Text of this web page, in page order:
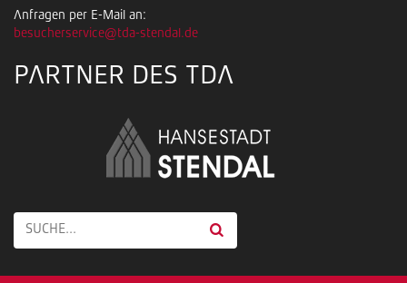
Anfragen per E-Mail an:
besucherservice@tda-stendal.de
PARTNER DES TDA